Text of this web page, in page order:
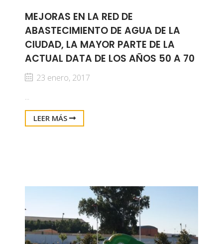
MEJORAS EN LA RED DE
ABASTECIMIENTO DE AGUA DE LA
CIUDAD, LA MAYOR PARTE DE LA
ACTUAL DATA DE LOS AÑOS 50 A 70
23 enero, 2017
...
LEER MÁS